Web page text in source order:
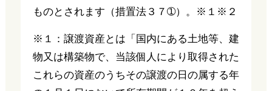
ものとされます（措置法３７➀）。※１※２
※１：譲渡資産とは「国内にある土地等、建
物又は構築物で、当該個人により取得された
これらの資産のうちその譲渡の日の属する年